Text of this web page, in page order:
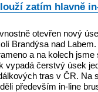
zatím hlavně
otevřen nový
Brandýsa nad Labem.
a na kolech jsme
vypadá čerstvý úsek
tras v ČR. Na
především in-line